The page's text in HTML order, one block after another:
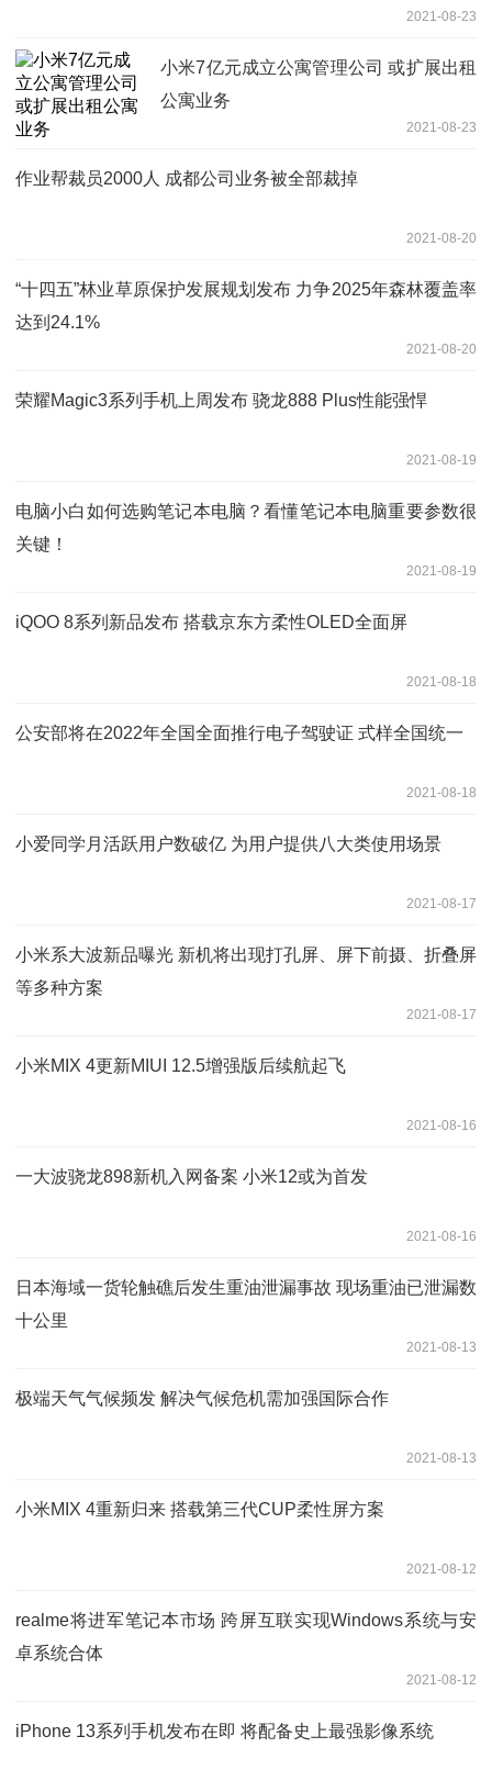
2021-08-23
小米7亿元成立公寓管理公司 或扩展出租
公寓业务
2021-08-23
作业帮裁员2000人 成都公司业务被全部裁掉
2021-08-20
“十四五”林业草原保护发展规划发布 力争2025年森林覆盖率
达到24.1%
2021-08-20
荣耀Magic3系列手机上周发布 骁龙888 Plus性能强悍
2021-08-19
电脑小白如何选购笔记本电脑？看懂笔记本电脑重要参数很
关键！
2021-08-19
iQOO 8系列新品发布 搭载京东方柔性OLED全面屏
2021-08-18
公安部将在2022年全国全面推行电子驾驶证 式样全国统一
2021-08-18
小爱同学月活跃用户数破亿 为用户提供八大类使用场景
2021-08-17
小米系大波新品曝光 新机将出现打孔屏、屏下前摄、折叠屏
等多种方案
2021-08-17
小米MIX 4更新MIUI 12.5增强版后续航起飞
2021-08-16
一大波骁龙898新机入网备案 小米12或为首发
2021-08-16
日本海域一货轮触礁后发生重油泄漏事故 现场重油已泄漏数
十公里
2021-08-13
极端天气气候频发 解决气候危机需加强国际合作
2021-08-13
小米MIX 4重新归来 搭载第三代CUP柔性屏方案
2021-08-12
realme将进军笔记本市场 跨屏互联实现Windows系统与安
卓系统合体
2021-08-12
iPhone 13系列手机发布在即 将配备史上最强影像系统